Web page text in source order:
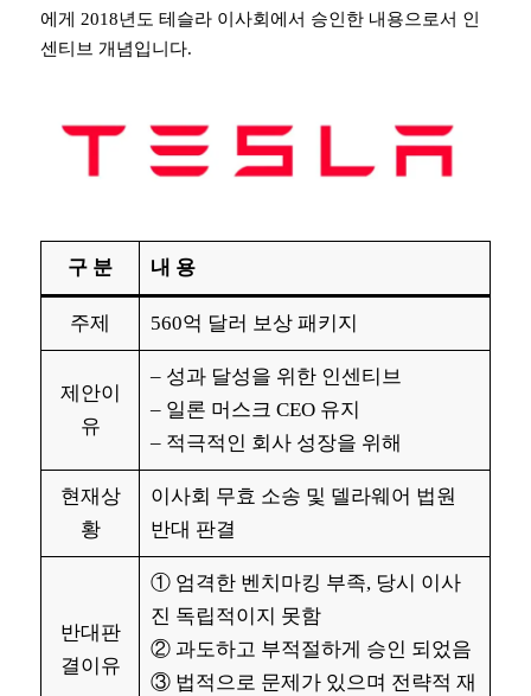
에게 2018년도 테슬라 이사회에서 승인한 내용으로서 인
센티브 개념입니다.
구 분 내 용
주제 560억 달러 보상 패키지
제안이
유
– 성과 달성을 위한 인센티브
– 일론 머스크 CEO 유지
– 적극적인 회사 성장을 위해
현재상
황
이사회 무효 소송 및 델라웨어 법원
반대 판결
반대판
결이유
① 엄격한 벤치마킹 부족, 당시 이사
진 독립적이지 못함
② 과도하고 부적절하게 승인 되었음
③ 법적으로 문제가 있으며 전략적 재